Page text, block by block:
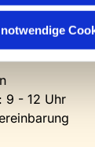
9 - 12 Uhr